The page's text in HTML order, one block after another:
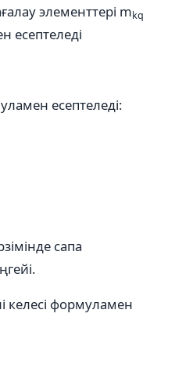
элементтері mkq
есептеледі
есептеледі:
сапа
келесі формуламен